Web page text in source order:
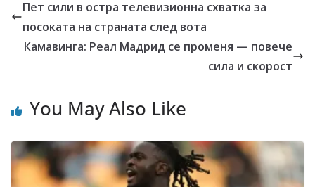
Пет сили в остра телевизионна схватка за
посоката на страната след вота
Камавинга: Реал Мадрид се променя — повече
сила и скорост
You May Also Like